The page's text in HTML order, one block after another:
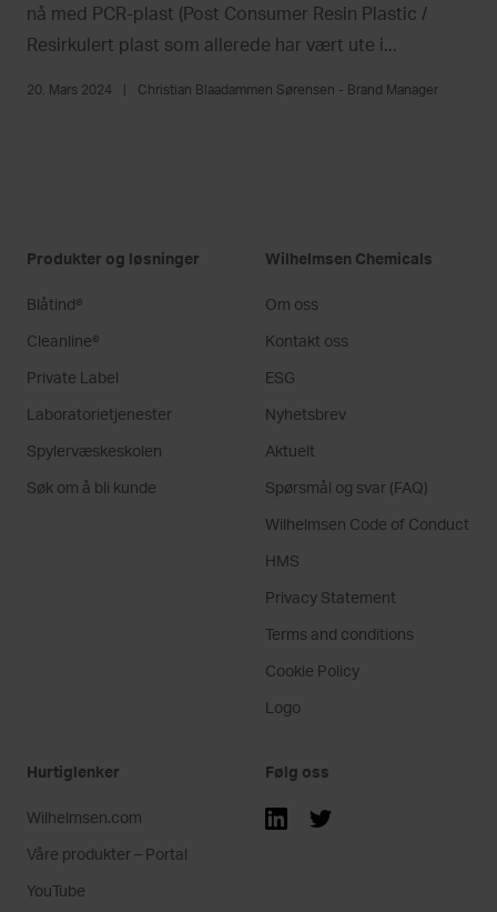
nå med PCR-plast (Post Consumer Resin Plastic /
Resirkulert plast som allerede har vært ute i...
20. Mars 2024 | Christian Blaadammen Sørensen - Brand Manager
Produkter og løsninger
Blåtind®
Cleanline®
Private Label
Laboratorietjenester
Spylervæskeskolen
Søk om å bli kunde
Wilhelmsen Chemicals
Om oss
Kontakt oss
ESG
Nyhetsbrev
Aktuelt
Spørsmål og svar (FAQ)
Wilhelmsen Code of Conduct
HMS
Privacy Statement
Terms and conditions
Cookie Policy
Logo
Følg oss
Hurtiglenker
Wilhelmsen.com
Våre produkter – Portal
YouTube